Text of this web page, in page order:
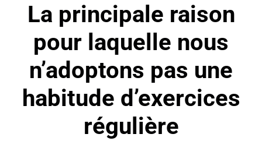
La principale raison
pour laquelle nous
n’adoptons pas une
habitude d’exercices
régulière